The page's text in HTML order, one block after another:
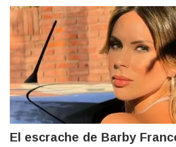
El escrache de Barby